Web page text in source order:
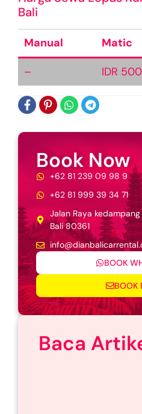
Bali
Manual Matic
–
IDR
Book Now
+62 81 239 09 98 9
+62 81 999 39 34 71
Jalan Raya
Bali 80361
BOOK
BOOK
Baca